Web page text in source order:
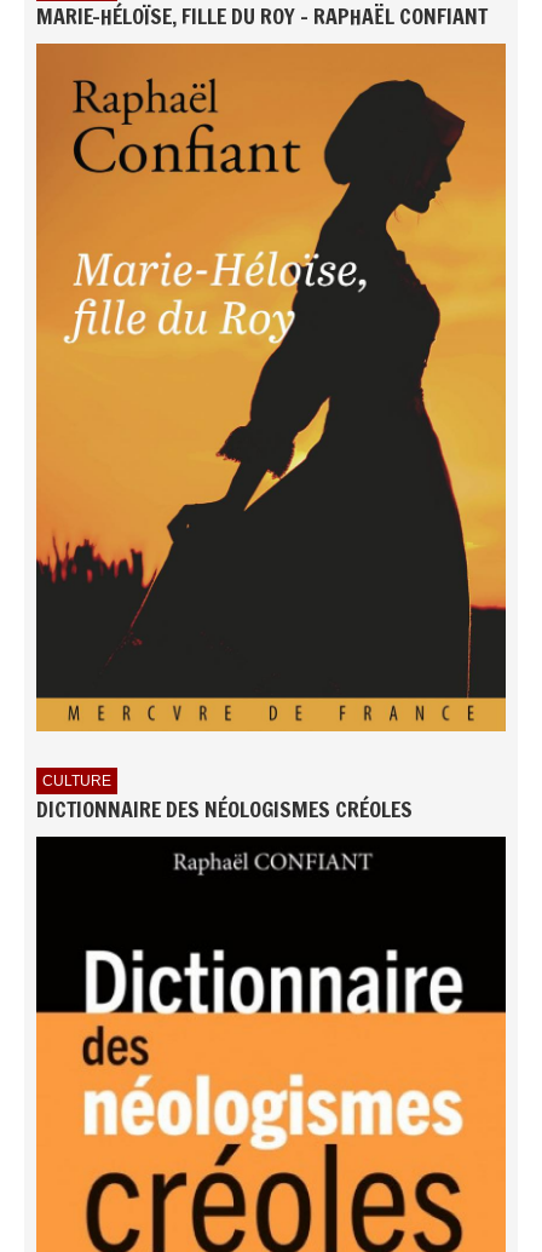
MARIE-HÉLOÏSE, FILLE DU ROY - RAPHAËL CONFIANT
CULTURE
DICTIONNAIRE DES NÉOLOGISMES CRÉOLES